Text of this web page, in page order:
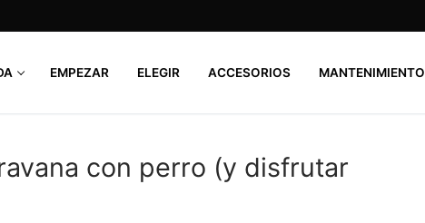
EMPEZAR ELEGIR ACCESORIOS MANTENIMIENTO
con perro (y disfrutar